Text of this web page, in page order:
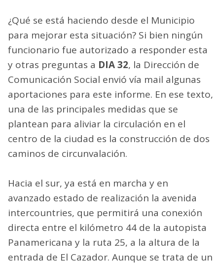
¿Qué se está haciendo desde el Municipio
para mejorar esta situación? Si bien ningún
funcionario fue autorizado a responder esta
y otras preguntas a DIA 32, la Dirección de
Comunicación Social envió vía mail algunas
aportaciones para este informe. En ese texto,
una de las principales medidas que se
plantean para aliviar la circulación en el
centro de la ciudad es la construcción de dos
caminos de circunvalación.
Hacia el sur, ya está en marcha y en
avanzado estado de realización la avenida
intercountries, que permitirá una conexión
directa entre el kilómetro 44 de la autopista
Panamericana y la ruta 25, a la altura de la
entrada de El Cazador. Aunque se trata de un